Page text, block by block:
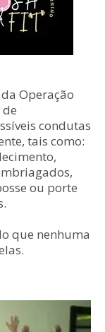
Operação
condutas
tais como:
ou porte
que nenhuma